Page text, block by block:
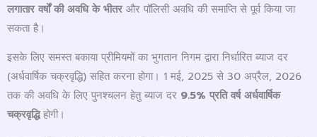
लगातार वर्षों की अवधि के भीतरऔर पॉलिसी अवधि की समाप्ति से पूर्व किया जा
सकता है।
इसके लिए समस्त बकाया प्रीमियमों का भुगतान निगम द्वारा निर्धारित ब्याज दर
(अर्धवार्षिक चक्रवृद्धि) सहित करना होगा। 1 मई, 2025 से 30 अप्रैल, 2026
तक की अवधि के लिए पुनश्चलन हेतु ब्याज दर 9.5% प्रति वर्ष अर्धवार्षिक
चक्रवृद्धिहोगी।